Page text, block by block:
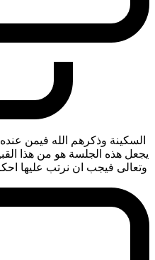
السكينة وذكرهم الله فيمن
يجعل هذه الجلسة هو من هذا
وتعالى فيجب ان نرتب عليها